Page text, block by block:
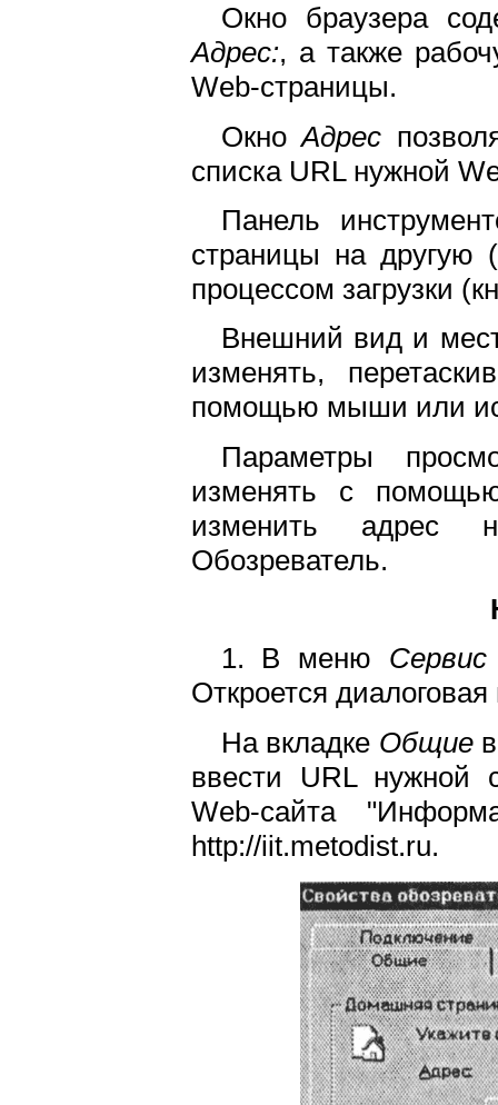
Окно браузера
Адрес:, а также
Web-страницы.
ОкноАдрес
списка URL нужной
Панель
страницы на другую
процессом загрузки
Внешний вид и
изменять,
помощью мыши или
Параметры
изменять с
изменить адрес
Обозреватель.
1. В меню Сервис
Откроется
На вкладке Общиев
ввести URL нужной
Web-сайта
http://iit.metodist.ru.